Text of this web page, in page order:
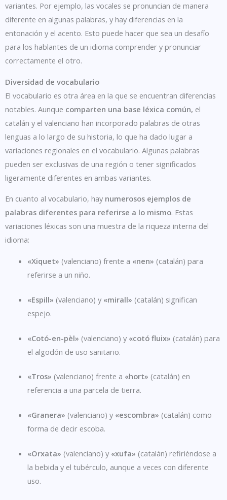
variantes. Por ejemplo, las vocales se pronuncian de manera
diferente en algunas palabras, y hay diferencias en la
entonación y el acento. Esto puede hacer que sea un desafío
para los hablantes de un idioma comprender y pronunciar
correctamente el otro.
Diversidad de vocabulario
El vocabulario es otra área en la que se encuentran diferencias
notables. Aunque comparten una base léxica común, el
catalán y el valenciano han incorporado palabras de otras
lenguas a lo largo de su historia, lo que ha dado lugar a
variaciones regionales en el vocabulario. Algunas palabras
pueden ser exclusivas de una región o tener significados
ligeramente diferentes en ambas variantes.
En cuanto al vocabulario, hay numerosos ejemplos de
palabras diferentes para referirse a lo mismo. Estas
variaciones léxicas son una muestra de la riqueza interna del
idioma:
«Xiquet» (valenciano) frente a «nen» (catalán) para
referirse a un niño.
«Espill» (valenciano) y «mirall» (catalán) significan
espejo.
«Cotó-en-pèl» (valenciano) y «cotó fluix» (catalán) para
el algodón de uso sanitario.
«Tros» (valenciano) frente a «hort» (catalán) en
referencia a una parcela de tierra.
«Granera» (valenciano) y «escombra» (catalán) como
forma de decir escoba.
«Orxata» (valenciano) y «xufa» (catalán) refiriéndose a
la bebida y el tubérculo, aunque a veces con diferente
uso.